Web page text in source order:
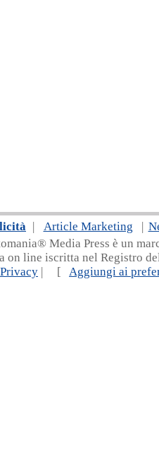
| Article Marketing |
Media Press è un
on line iscritta nel Registro
Privacy | [ Aggiungi ai